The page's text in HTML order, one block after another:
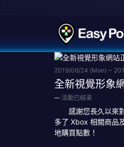
2019/06/24 (Mon) ~
全新視覺形象
活動已結束
感謝您長久以來對
多了 Xbox 相關商品
地購買點數！